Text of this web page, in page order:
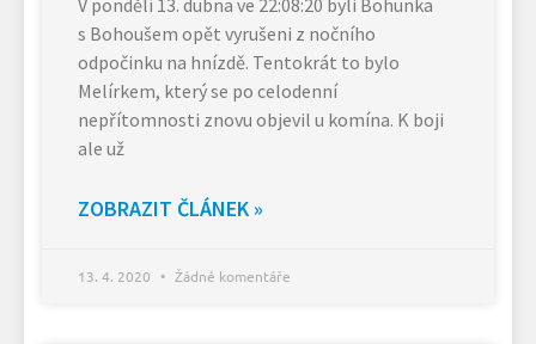
s Bohoušem opět vyrušeni z nočního
odpočinku na hnízdě. Tentokrát to bylo
Melírkem, který se po celodenní
nepřítomnosti znovu objevil u komína. K boji
ale už
ZOBRAZIT ČLÁNEK »
13. 4. 2020 Žádné komentáře